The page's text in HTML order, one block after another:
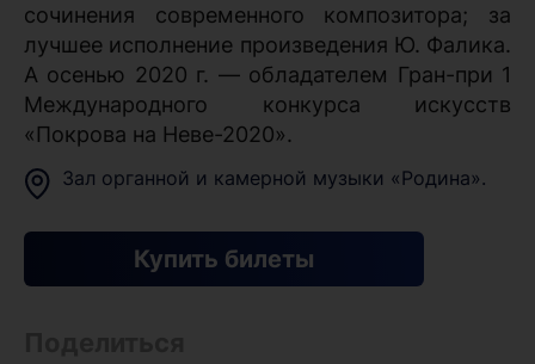
сочинения современного композитора; за
лучшее исполнение произведения Ю. Фалика.
А осенью 2020 г. — обладателем Гран-при 1
Международного конкурса искусств
«Покрова на Неве-2020».
Зал органной и камерной музыки «Родина».
Купить билеты